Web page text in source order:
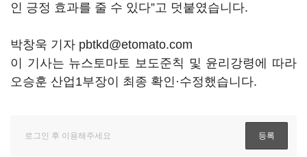
인 긍정 효과를 줄 수 있다”고 덧붙였습니다.
박창욱 기자 pbtkd@etomato.com
이 기사는 뉴스토마토 보도준칙 및 윤리강령에 따라
오승훈 산업1부장이 최종 확인·수정했습니다.